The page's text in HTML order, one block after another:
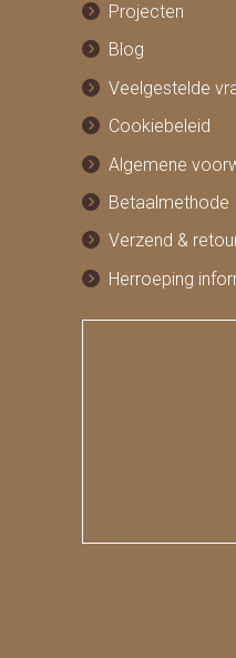
Projecten
Blog
Veelgestelde
Cookiebeleid
Algemene
Betaalmethode
Verzend &
Herroeping